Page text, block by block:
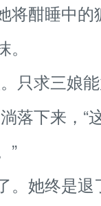
酣睡中的
只求三娘
落下来，“
”
她终是退